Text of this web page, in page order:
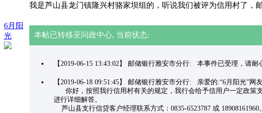
6月阳
光
我是芦山县龙门镇隆兴村骆家坝组的，听说我们被评为信用村了，
本帖已转移至问政中心, 当前状态:
【2019-06-15 13:43:02】 邮储银行雅安市分行: 本事件已受理，请耐
【2019-06-18 09:51:45】 邮储银行雅安市分行: 亲爱的:“6月阳光”网友
你好，按照我行信用村有关的规定，我行会给予信用户一定政策
进行详细解答。
芦山县支行信贷客户经理联系方式：0835-6523787 或 18908161960。